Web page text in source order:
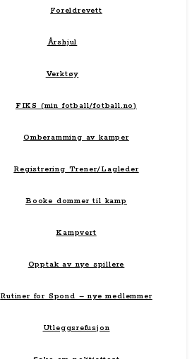
Foreldrevett
Årshjul
Verktøy
FIKS (min fotball/fotball.no)
Omberamming av kamper
Registrering Trener/Lagleder
Booke dommer til kamp
Kampvert
Opptak av nye spillere
Rutiner for Spond – nye medlemmer
Utleggsrefusjon